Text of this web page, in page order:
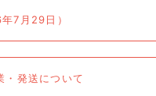
7月29日）
発送について